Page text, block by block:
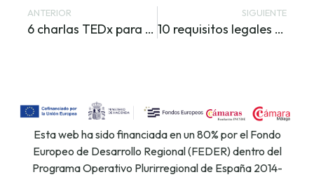
ANTERIOR
6 charlas TEDx para emprendedores que te motivarán
SIGUIENTE
10 requisitos legales para una tienda online
Esta web ha sido financiada en un 80% por el Fondo
Europeo de Desarrollo Regional (FEDER) dentro del
Programa Operativo Plurirregional de España 2014-